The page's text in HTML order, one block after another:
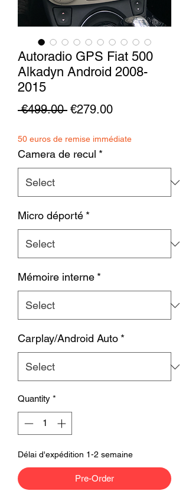
Autoradio GPS Fiat 500
Alkadyn Android 2008-
2015
€499.00 Regular
€279.00Sale
50 euros de remise immédiate
Camera de recul *
Micro déporté *
Mémoire interne *
Carplay/Android Auto *
Quantity *
Délai d'expédition 1-2 semaine
Pre-Order